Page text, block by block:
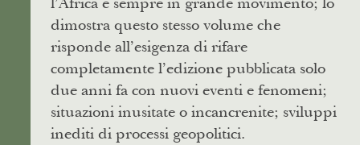
dimostra questo stesso volume che
risponde all’esigenza di rifare
completamente l’edizione pubblicata solo
due anni fa con nuovi eventi e fenomeni;
situazioni inusitate o incancrenite; sviluppi
inediti di processi geopolitici.